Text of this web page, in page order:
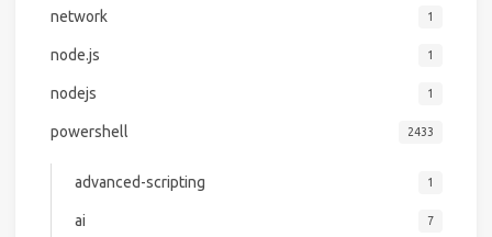
network 1
node.js 1
nodejs 1
powershell 2433
advanced-scripting 1
ai 7